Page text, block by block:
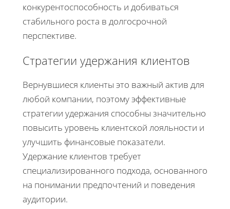
конкурентоспособность и добиваться
стабильного роста в долгосрочной
перспективе.
Стратегии удержания клиентов
Вернувшиеся клиенты это важный актив для
любой компании, поэтому эффективные
стратегии удержания способны значительно
повысить уровень клиентской лояльности и
улучшить финансовые показатели.
Удержание клиентов требует
специализированного подхода, основанного
на понимании предпочтений и поведения
аудитории.